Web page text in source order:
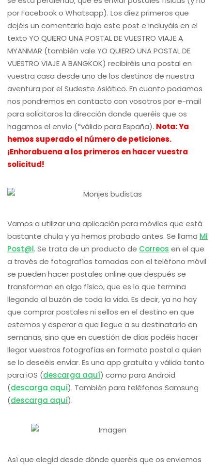
por Facebook o Whatsapp). Los diez primeros que
dejéis un comentario bajo este post e incluyáis en el
texto YO QUIERO UNA POSTAL DE VUESTRO VIAJE A
MYANMAR (también vale YO QUIERO UNA POSTAL DE
VUESTRO VIAJE A BANGKOK) recibiréis una postal en
vuestra casa desde uno de los destinos de nuestra
aventura por el Sudeste Asiático. En cuanto podamos
nos pondremos en contacto con vosotros por e-mail
para solicitaros la dirección donde queréis que os
hagamos el envío (*válido para España). Nota: Ya
hemos superado el número de peticiones.
¡Enhorabuena a los primeros en hacer vuestra
solicitud!
Vamos a utilizar una aplicación para móviles que está
bastante chula y ya hemos probado antes. Se llama Mi
Post@l. Se trata de un producto de Correos en el que
a través de fotografías tomadas con el teléfono móvil
se pueden hacer postales online que después se
transforman en algo físico, que es lo que termina
llegando al buzón de toda la vida. Es decir, ya no hay
que comprar postales ni sellos en el destino en que
estemos y esperar a que llegue a su destinatario en
semanas, sino que en cuestión de días podéis hacer
llegar vuestras fotografías en formato postal a quien
se lo deseéis enviar. Es una app gratuita y válida tanto
para iOS (descarga aquí) como para Android
(descarga aquí). También para teléfonos Samsung
(descarga aquí).
Así que elegid desde dónde queréis que os enviemos